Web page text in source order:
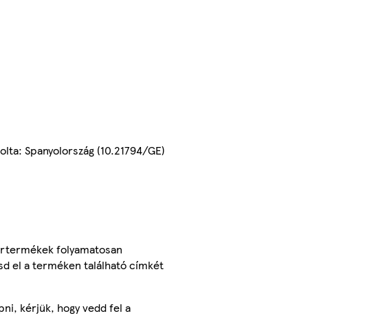
Spanyolország (10.21794/GE)
folyamatosan
el a terméken található címkét
kérjük, hogy vedd fel a